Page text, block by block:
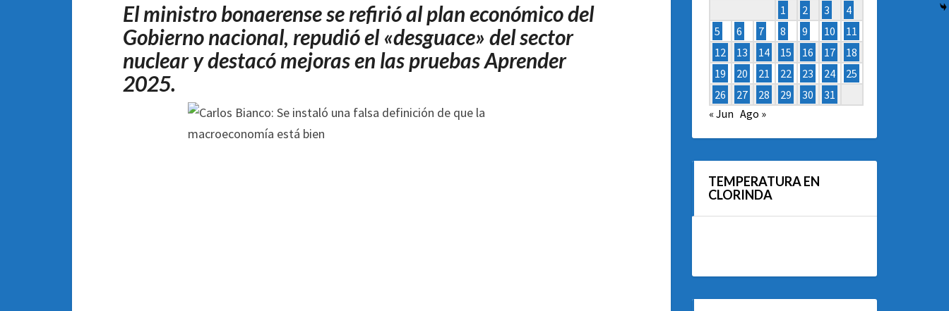
MACROECONOMÍA
ESTÁ
BIEN»
El ministro bonaerense se refirió al plan económico del
Gobierno nacional, repudió el «desguace» del sector
nuclear y destacó mejoras en las pruebas Aprender
2025.
1
2 3
4
5
6 7 8 9 10
11
12
13 14 15 16 17
18
19
20 21 22 23 24
25
26
27 28 29 30
31
« Jun Ago »
TEMPERATURA EN
CLORINDA